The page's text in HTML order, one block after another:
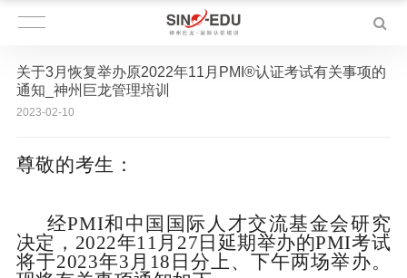
关于3月恢复举办原2022年11月PMI®认证考试有关事项的
通知_神州巨龙管理培训
2023-02-10
尊敬的考生：
经PMI和中国国际人才交流基金会研究
决定， 2022年11月 27 日延期举办的PMI考试
将于2023年3 月 18 日分上、下午两场举办。